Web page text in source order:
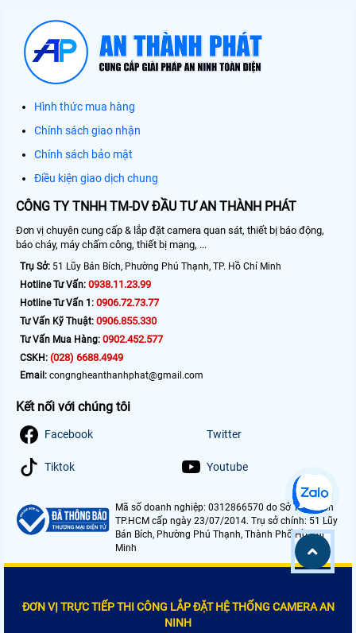
Hình thức mua hàng
Chính sách giao nhận
Chính sách bảo mật
Điều kiện giao dịch chung
CÔNG TY TNHH TM-DV ĐẦU TƯ AN THÀNH PHÁT
Đơn vị chuyên cung cấp & lắp đặt camera quan sát, thiết bị báo động,
báo cháy, máy chấm công, thiết bị mạng, ...
Trụ Sở: 51 Lũy Bán Bích, Phường Phú Thạnh, TP. Hồ Chí Minh
Hotline Tư Vấn: 0938.11.23.99
Hotline Tư Vấn 1: 0906.72.73.77
Tư Vấn Kỹ Thuật: 0906.855.330
Tư Vấn Mua Hàng: 0902.452.577
CSKH: (028) 6688.4949
Email: congngheanthanhphat@gmail.com
Kết nối với chúng tôi
Facebook Twitter
Tiktok Youtube
Mã số doanh nghiệp: 0312866570 do Sở Tài Chính
TP.HCM cấp ngày 23/07/2014. Trụ sở chính: 51 Lũy
Bán Bích, Phường Phú Thạnh, Thành Phố Hồ Chí
Minh
ĐƠN VỊ TRỰC TIẾP THI CÔNG LẮP ĐẶT HỆ THỐNG CAMERA AN
NINH